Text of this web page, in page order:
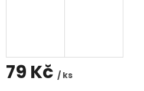
79 Kč / ks